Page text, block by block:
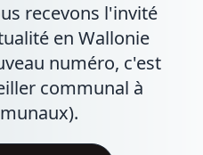
recevons l'invité
en Wallonie
numéro, c'est
communal à